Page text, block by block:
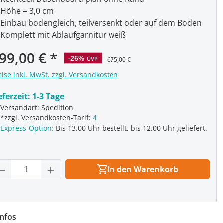
€ -26% UVP 675,00 €
inkl. MwSt. zzgl. Versandkosten
1-3 Tage
Versandart: Spedition
*zzgl. Versandkosten-Tarif:4
Express-Option: Bis 13.00 Uhr bestellt, bis 12.00 Uhr geliefert.
Höhe = 3,0 cm
Einbau bodengleich, teilversenkt oder auf dem Boden
Komplett mit Ablaufgarnitur weiß
Anzahl: Gib den gewünschten
In den Warenkorb